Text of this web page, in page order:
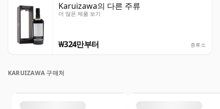
Karuizawa의 다른 주류
더 많은 제품 보기
₩324만부터 증류소
KARUIZAWA 구매처